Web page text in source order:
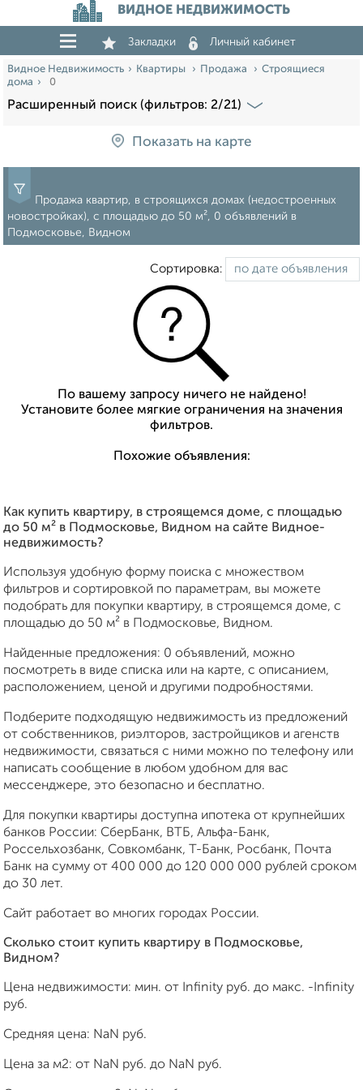
ВИДНОЕ НЕДВИЖИМОСТЬ
Закладки Личный кабинет
Видное Недвижимость Квартиры Продажа
Строящиеся
дома
0
Расширенный поиск (фильтров: 2/21)
Показать на карте
Продажа квартир, в строящихся домах (недостроенных
новостройках), c площадью до 50 м², 0 объявлений в
Подмосковье, Видном
Сортировка:
По вашему запросу ничего не найдено!
Установите более мягкие ограничения на значения
фильтров.
Похожие объявления:
Как купить квартиру, в строящемся доме, c площадью
до 50 м² в Подмосковье, Видном на сайте Видное-
недвижимость?
Используя удобную форму поиска с множеством
фильтров и сортировкой по параметрам, вы можете
подобрать для покупки квартиру, в строящемся доме, c
площадью до 50 м² в Подмосковье, Видном.
Найденные предложения: 0 объявлений, можно
посмотреть в виде списка или на карте, с описанием,
расположением, ценой и другими подробностями.
Подберите подходящую недвижимость из предложений
от собственников, риэлторов, застройщиков и агенств
недвижимости, связаться с ними можно по телефону или
написать сообщение в любом удобном для вас
мессенджере, это безопасно и бесплатно.
Для покупки квартиры доступна ипотека от крупнейших
банков России: СберБанк, ВТБ, Альфа-Банк,
Россельхозбанк, Совкомбанк, Т-Банк, Росбанк, Почта
Банк на сумму от 400 000 до 120 000 000 рублей сроком
до 30 лет.
Сайт работает во многих городах России.
Сколько стоит купить квартиру в Подмосковье,
Видном?
Цена недвижимости: мин. от Infinity руб. до макс. -Infinity
руб.
Средняя цена: NaN руб.
Цена за м2: от NaN руб. до NaN руб.